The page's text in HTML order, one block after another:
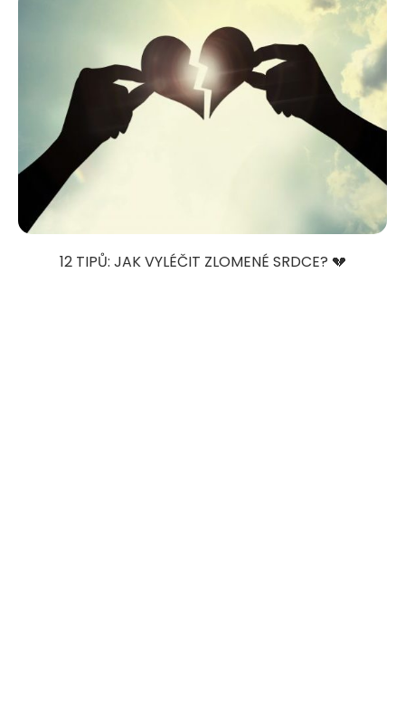
12 TIPŮ: JAK VYLÉČIT ZLOMENÉ SRDCE? 💔